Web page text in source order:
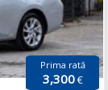
Prima rată
3,300€